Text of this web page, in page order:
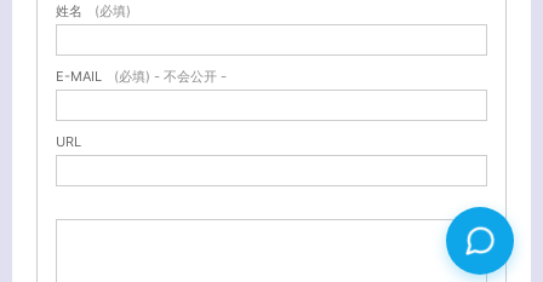
姓名 (必填)
E-MAIL (必填) - 不会公开 -
URL